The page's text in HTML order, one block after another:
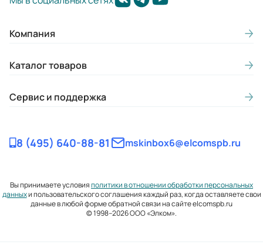
Компания
Каталог товаров
Сервис и поддержка
8 (495) 640-88-81 mskinbox6@elcomspb.ru
Вы принимаете условияполитики в отношении обработки персональных
данныхи пользовательского соглашения каждый раз, когда оставляете свои
данные в любой форме обратной связи на сайте elcomspb.ru
© 1998–2026 ООО «Элком».